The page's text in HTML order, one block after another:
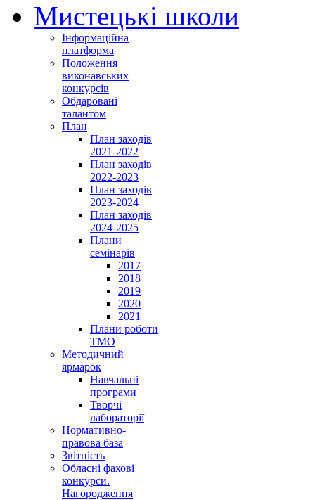
Мистецькі школи
Інформаційна
платформа
Положення
виконавських
конкурсів
Обдаровані
талантом
План
План заходів
2021-2022
План заходів
2022-2023
План заходів
2023-2024
План заходів
2024-2025
Плани
семінарів
2017
2018
2019
2020
2021
Плани роботи
ТМО
Методичний
ярмарок
Навчальні
програми
Творчі
лабораторії
Нормативно-
правова база
Звітність
Обласні фахові
конкурси.
Нагородження